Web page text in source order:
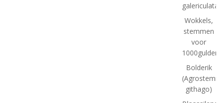
galericulata)
Wokkels,
stemmen
voor
Bolderik
githago)